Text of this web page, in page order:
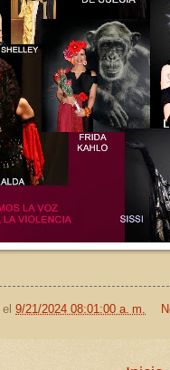
el 9/21/2024 08:01:00 a. m.